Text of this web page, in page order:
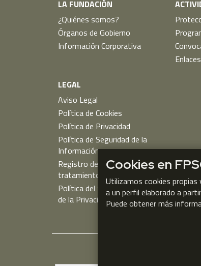
LA FUNDACIÓN
¿Quiénes somos?
Órganos de Gobierno
Información Corporativa
LEGAL
Aviso Legal
Política de Cookies
Política de Privacidad
Política de Seguridad de la
Información
Registro de actividades de
tratamiento
Política del Sistema de Gestión
de la Privacidad
Cookies en
Utilizamos cookies propias
a un perfil elaborado a
Puede obtener más